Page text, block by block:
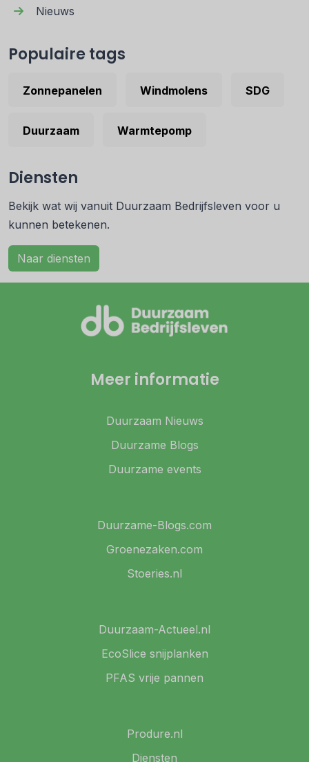
Nieuws
Populaire tags
Zonnepanelen Windmolens SDG
Duurzaam Warmtepomp
Diensten
Bekijk wat wij vanuit Duurzaam Bedrijfsleven voor u
kunnen betekenen.
Naar diensten
Meer informatie
Duurzaam Nieuws
Duurzame Blogs
Duurzame events
Duurzame-Blogs.com
Groenezaken.com
Stoeries.nl
Duurzaam-Actueel.nl
EcoSlice snijplanken
PFAS vrije pannen
Produre.nl
Diensten